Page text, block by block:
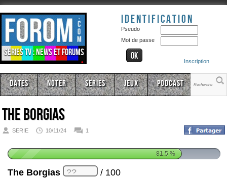
Séries TV : news et forums
Identification
Pseudo
Mot de passe
Inscription
Dates Noter Series Jeux Podcast
The Borgias
SERIE 10/11/24 1
81.5%
The Borgias / 100